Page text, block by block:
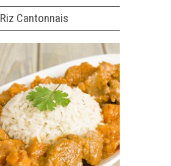
Riz Cantonnais